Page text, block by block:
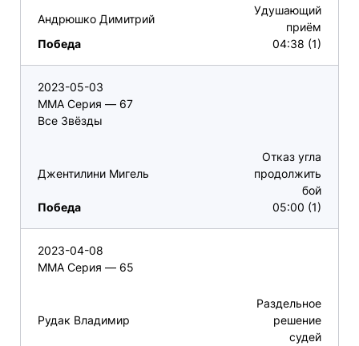
Андрюшко Димитрий
Победа
Удушающий
приём
04:38 (1)
2023-05-03
ММА Серия — 67
Все Звёзды
Джентилини Мигель
Победа
Отказ угла
продолжить
бой
05:00 (1)
2023-04-08
ММА Серия — 65
Рудак Владимир
Раздельное
решение
судей